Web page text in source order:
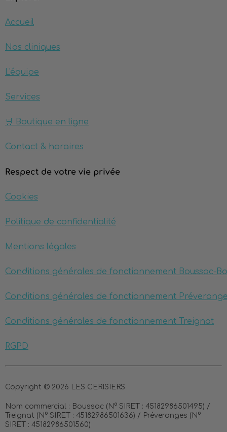
Accueil
Nos cliniques
L'équipe
Services
🛒 Boutique en ligne
Contact & horaires
Respect de votre vie privée
Cookies
Politique de confidentialité
Mentions légales
Conditions générales de fonctionnement Boussac-
Conditions générales de fonctionnement
Conditions générales de fonctionnement Treignat
RGPD
Copyright © 2026 LES CERISIERS
Nom commercial : Boussac (N° SIRET : 45182986501495) /
Treignat (N° SIRET : 45182986501636) / Préveranges (N°
SIRET : 45182986501560)